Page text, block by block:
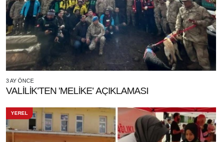
3 AY ÖNCE
VALİLİK'TEN 'MELİKE' AÇIKLAMASI
YEREL